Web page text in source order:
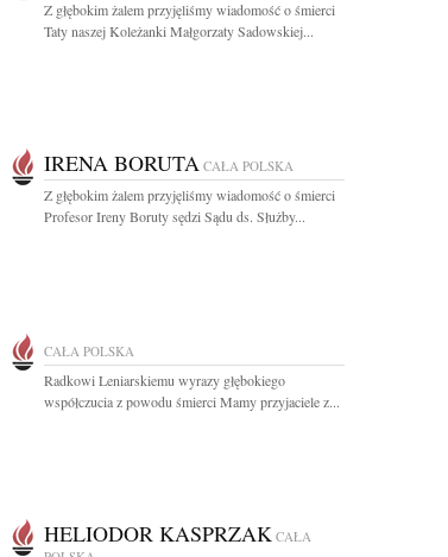
Z głębokim żalem przyjęliśmy wiadomość o śmierci
Taty naszej Koleżanki Małgorzaty Sadowskiej...
IRENA BORUTA CAŁA POLSKA
Z głębokim żalem przyjęliśmy wiadomość o śmierci
Profesor Ireny Boruty sędzi Sądu ds. Służby...
CAŁA POLSKA
Radkowi Leniarskiemu wyrazy głębokiego
współczucia z powodu śmierci Mamy przyjaciele z...
HELIODOR KASPRZAK CAŁA